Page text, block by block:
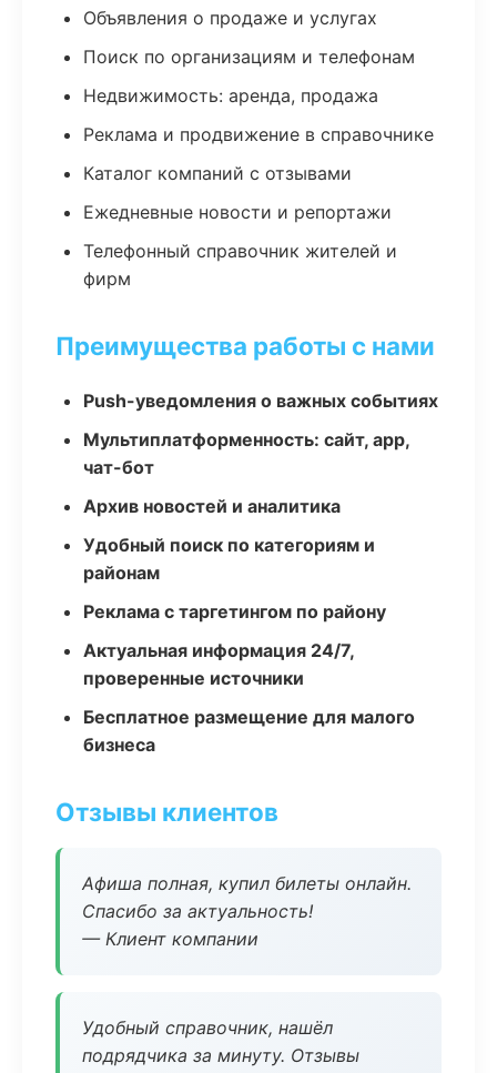
Объявления о продаже и услугах
Поиск по организациям и телефонам
Недвижимость: аренда, продажа
Реклама и продвижение в справочнике
Каталог компаний с отзывами
Ежедневные новости и репортажи
Телефонный справочник жителей и
фирм
Преимущества работы с нами
Push-уведомления о важных событиях
Мультиплатформенность: сайт, app,
чат-бот
Архив новостей и аналитика
Удобный поиск по категориям и
районам
Реклама с таргетингом по району
Актуальная информация 24/7,
проверенные источники
Бесплатное размещение для малого
бизнеса
Отзывы клиентов
Афиша полная, купил билеты онлайн.
Спасибо за актуальность!
— Клиент компании
Удобный справочник, нашёл
подрядчика за минуту. Отзывы